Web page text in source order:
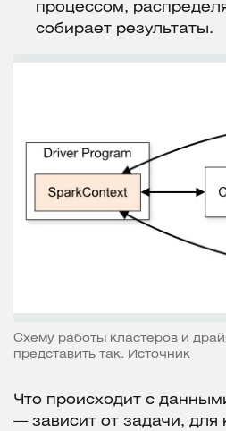
процессом,
собирает результаты.
Схему работы кластеров и
представить так.
Источник
Что происходит с
— зависит от задачи, для